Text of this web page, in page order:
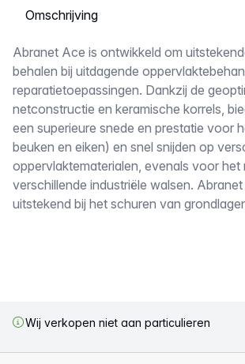
Selecteer een tabblad
Omschrijving
Abranet Ace is ontwikkeld om
behalen bij uitdagende
reparatietoepassingen. Dankzij de
netconstructie en keramische korrels,
een superieure snede en prestatie voor
beuken en eiken) en snel snijden op
oppervlaktematerialen, evenals voor het
verschillende industriële walsen.
uitstekend bij het schuren van
Wij verkopen niet aan particulieren